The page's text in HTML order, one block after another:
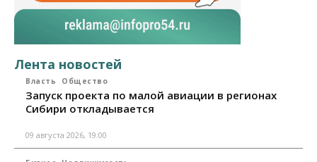
Лента новостей
Власть Общество
Запуск проекта по малой авиации в регионах
Сибири откладывается
09 августа 2026, 19:00